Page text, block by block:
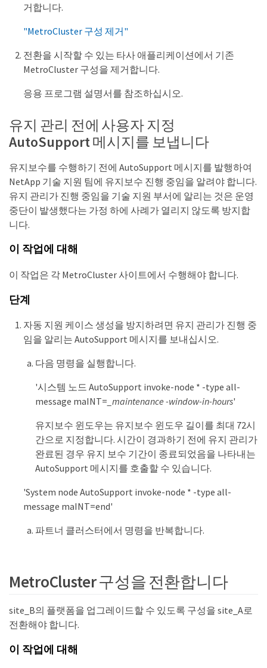
거합니다.
"MetroCluster 구성 제거"
전환을 시작할 수 있는 타사 애플리케이션에서 기존
MetroCluster 구성을 제거합니다.
응용 프로그램 설명서를 참조하십시오.
유지 관리 전에 사용자 지정
AutoSupport 메시지를 보냅니다
유지보수를 수행하기 전에 AutoSupport 메시지를 발행하여
NetApp 기술 지원 팀에 유지보수 진행 중임을 알려야 합니다.
유지 관리가 진행 중임을 기술 지원 부서에 알리는 것은 운영
중단이 발생했다는 가정 하에 사례가 열리지 않도록 방지합
니다.
이 작업에 대해
이 작업은 각 MetroCluster 사이트에서 수행해야 합니다.
단계
자동 지원 케이스 생성을 방지하려면 유지 관리가 진행 중
임을 알리는 AutoSupport 메시지를 보내십시오.
다음 명령을 실행합니다.
'시스템 노드 AutoSupport invoke-node * -type all-
message maINT= _maintenance -window-in-hours'
유지보수 윈도우는 유지보수 윈도우 길이를 최대 72시
간으로 지정합니다. 시간이 경과하기 전에 유지 관리가
완료된 경우 유지 보수 기간이 종료되었음을 나타내는
AutoSupport 메시지를 호출할 수 있습니다.
'System node AutoSupport invoke-node * -type all-
message maINT=end'
파트너 클러스터에서 명령을 반복합니다.
MetroCluster 구성을 전환합니다
site_B의 플랫폼을 업그레이드할 수 있도록 구성을 site_A로
전환해야 합니다.
이 작업에 대해